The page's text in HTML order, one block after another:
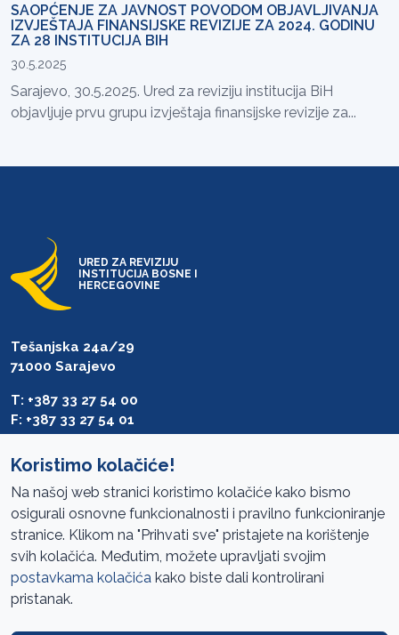
SAOPĆENJE ZA JAVNOST POVODOM OBJAVLJIVANJA
IZVJEŠTAJA FINANSIJSKE REVIZIJE ZA 2024. GODINU
ZA 28 INSTITUCIJA BIH
30.5.2025
Sarajevo, 30.5.2025. Ured za reviziju institucija BiH
objavljuje prvu grupu izvještaja finansijske revizije za...
URED ZA REVIZIJU
INSTITUCIJA BOSNE I
HERCEGOVINE
Tešanjska 24a/29
71000 Sarajevo
T: +387 33 27 54 00
F: +387 33 27 54 01
Pristup informacijama
Mapa sajta
Oglasi
Koristimo kolačiće!
Na našoj web stranici koristimo kolačiće kako bismo
osigurali osnovne funkcionalnosti i pravilno funkcioniranje
stranice. Klikom na "Prihvati sve" pristajete na korištenje
svih kolačića. Međutim, možete upravljati svojim
postavkama kolačića kako biste dali kontrolirani
pristanak.